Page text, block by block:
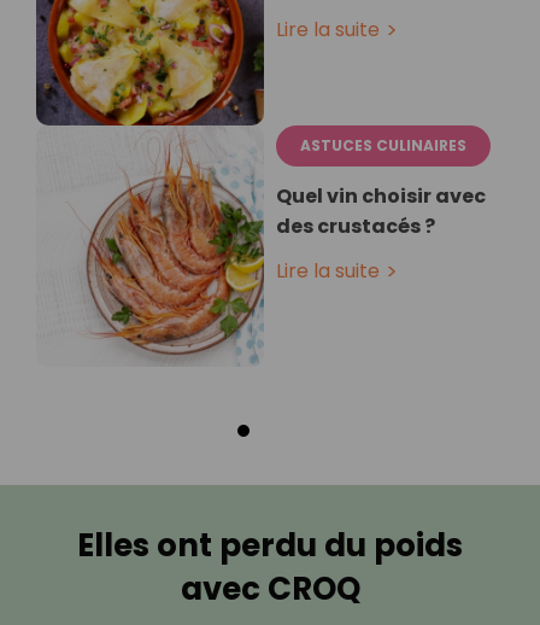
Lire la suite
ASTUCES CULINAIRES
Quel vin choisir avec
des crustacés ?
Lire la suite
Elles ont perdu du poids
avec CROQ